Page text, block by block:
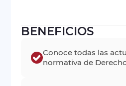
BENEFICIOS
Conoce todas las
normativa de